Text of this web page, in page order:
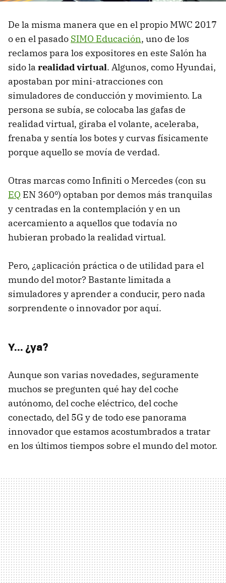
De la misma manera que en el propio MWC 2017
o en el pasado SIMO Educación, uno de los
reclamos para los expositores en este Salón ha
sido la realidad virtual. Algunos, como Hyundai,
apostaban por mini-atracciones con
simuladores de conducción y movimiento. La
persona se subía, se colocaba las gafas de
realidad virtual, giraba el volante, aceleraba,
frenaba y sentía los botes y curvas físicamente
porque aquello se movía de verdad.
Otras marcas como Infiniti o Mercedes (con su
EQ EN 360º) optaban por demos más tranquilas
y centradas en la contemplación y en un
acercamiento a aquellos que todavía no
hubieran probado la realidad virtual.
Pero, ¿aplicación práctica o de utilidad para el
mundo del motor? Bastante limitada a
simuladores y aprender a conducir, pero nada
sorprendente o innovador por aquí.
Y... ¿ya?
Aunque son varias novedades, seguramente
muchos se pregunten qué hay del coche
autónomo, del coche eléctrico, del coche
conectado, del 5G y de todo ese panorama
innovador que estamos acostumbrados a tratar
en los últimos tiempos sobre el mundo del motor.